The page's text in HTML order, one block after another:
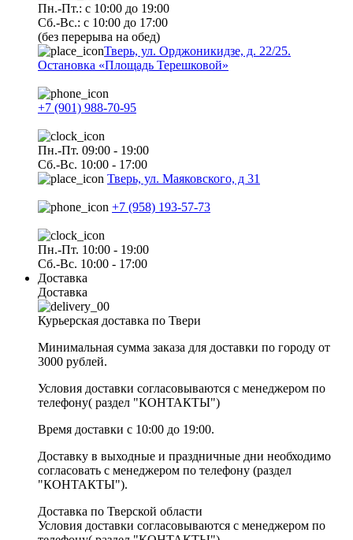
Пн.-Пт.: с 10:00 до 19:00
Сб.-Вс.: с 10:00 до 17:00
(без перерыва на обед)
Тверь, ул. Орджоникидзе, д. 22/25.
Остановка «Площадь Терешковой»
+7 (901) 988-70-95
Пн.-Пт. 09:00 - 19:00
Сб.-Вс. 10:00 - 17:00
Тверь, ул. Маяковского, д 31
+7 (958) 193-57-73
Пн.-Пт. 10:00 - 19:00
Сб.-Вс. 10:00 - 17:00
Доставка
Доставка
Курьерская доставка по Твери
Минимальная сумма заказа для доставки по городу от
3000 рублей.
Условия доставки согласовываются с менеджером по
телефону( раздел "КОНТАКТЫ")
Время доставки с 10:00 до 19:00.
Доставку в выходные и праздничные дни необходимо
согласовать с менеджером по телефону (раздел
"КОНТАКТЫ").
Доставка по Тверской области
Условия доставки согласовываются с менеджером по